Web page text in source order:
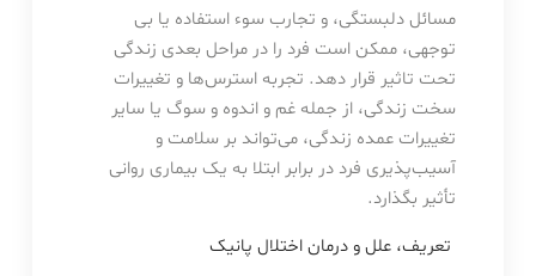
مسائل دلبستگی، و تجارب سوء استفاده یا بی
توجهی، ممکن است فرد را در مراحل بعدی زندگی
تحت تاثیر قرار دهد. تجربه استرس‌ها و تغییرات
سخت زندگی، از جمله غم و اندوه و سوگ یا سایر
تغییرات عمده زندگی، می‌تواند بر سلامت و
آسیب‌پذیری فرد در برابر ابتلا به یک بیماری روانی
تأثیر بگذارد.
تعریف، علل و درمان اختلال پانیک